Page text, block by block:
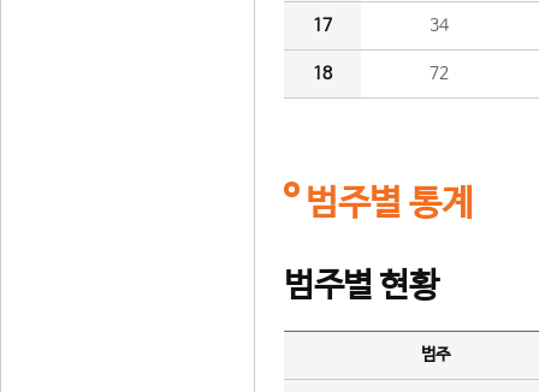
17 34
18 72
범주별 통계
범주별 현황
범주